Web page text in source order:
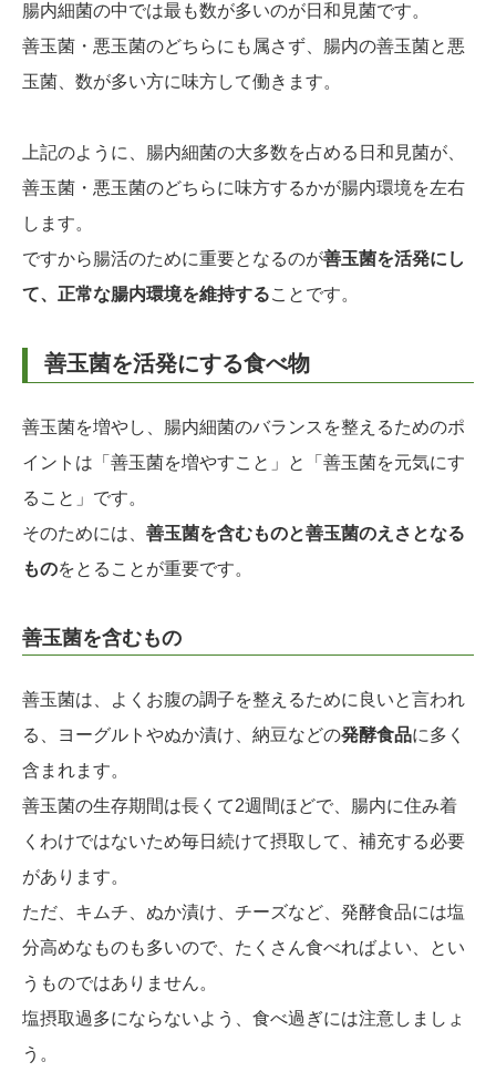
腸内細菌の中では最も数が多いのが日和見菌です。
善玉菌・悪玉菌のどちらにも属さず、腸内の善玉菌と悪
玉菌、数が多い方に味方して働きます。
上記のように、腸内細菌の大多数を占める日和見菌が、
善玉菌・悪玉菌のどちらに味方するかが腸内環境を左右
します。
ですから腸活のために重要となるのが善玉菌を活発にし
て、正常な腸内環境を維持することです。
善玉菌を活発にする食べ物
善玉菌を増やし、腸内細菌のバランスを整えるためのポ
イントは「善玉菌を増やすこと」と「善玉菌を元気にす
ること」です。
そのためには、 善玉菌を含むものと善玉菌のえさとなる
ものをとることが重要です。
善玉菌を含むもの
善玉菌は、よくお腹の調子を整えるために良いと言われ
る、ヨーグルトやぬか漬け、納豆などの発酵食品に多く
含まれます。
善玉菌の生存期間は長くて2週間ほどで、腸内に住み着
くわけではないため毎日続けて摂取して、補充する必要
があります。
ただ、キムチ、ぬか漬け、チーズなど、発酵食品には塩
分高めなものも多いので、たくさん食べればよい、とい
うものではありません。
塩摂取過多にならないよう、食べ過ぎには注意しましょ
う。